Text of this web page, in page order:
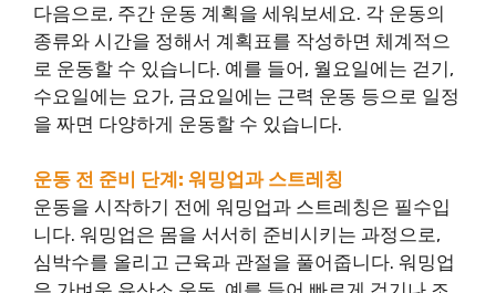
다음으로, 주간 운동 계획을 세워보세요. 각 운동의
종류와 시간을 정해서 계획표를 작성하면 체계적으
로 운동할 수 있습니다. 예를 들어, 월요일에는 걷기,
수요일에는 요가, 금요일에는 근력 운동 등으로 일정
을 짜면 다양하게 운동할 수 있습니다.
운동 전 준비 단계: 워밍업과 스트레칭
운동을 시작하기 전에 워밍업과 스트레칭은 필수입
니다. 워밍업은 몸을 서서히 준비시키는 과정으로,
심박수를 올리고 근육과 관절을 풀어줍니다. 워밍업